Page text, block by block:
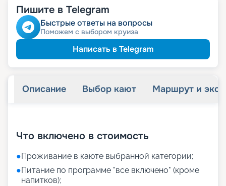
Пишите в Telegram
Быстрые ответы на вопросы
Поможем с выбором круиза
Написать в Telegram
Описание Выбор кают Маршрут и
Что включено в стоимость
●Проживание в каюте выбранной категории;
●Питание по программе "все включено" (кроме
напитков);